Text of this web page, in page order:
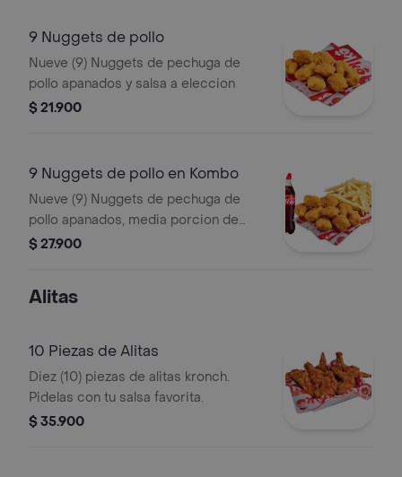
9 Nuggets de pollo
Nueve (9) Nuggets de pechuga de
pollo apanados y salsa a eleccion
$ 21.900
9 Nuggets de pollo en Kombo
Nueve (9) Nuggets de pechuga de
pollo apanados, media porcion de
papa a la francesa, una (1) Coca Cola
$ 27.900
Alitas
10 Piezas de Alitas
Diez (10) piezas de alitas kronch.
Pidelas con tu salsa favorita.
$ 35.900